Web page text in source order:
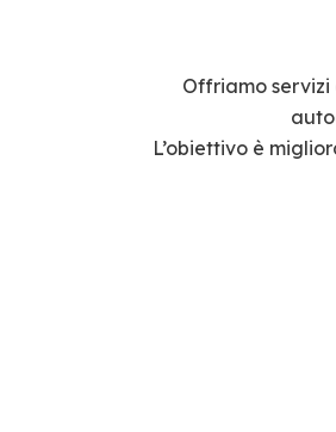
Offriamo
L’obiettivo è